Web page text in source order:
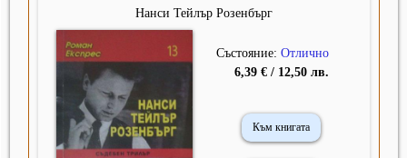
Нанси Тейлър Розенбърг
Състояние: Отлично
6,39 € / 12,50 лв.
Към книгата